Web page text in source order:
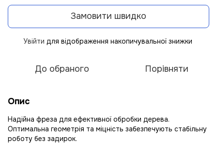
Замовити швидко
Увійти для відображення накопичувальної знижки
До обраного Порівняти
Опис
Надійна фреза для ефективної обробки дерева.
Оптимальна геометрія та міцність забезпечують стабільну
роботу без задирок.